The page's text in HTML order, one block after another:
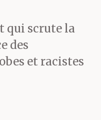
en
toi
tout
T’as
qui scrute la
des
et racistes